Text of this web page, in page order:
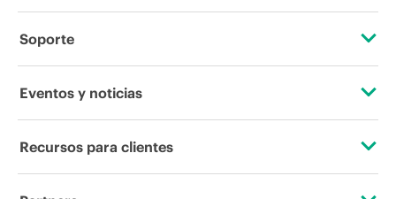
Acerca de HPE
Responsabilidad corporativa
Soporte
Servicios de soporte operativo
Eventos y noticias
Eventos
Recursos para clientes
Contacta con nosotros